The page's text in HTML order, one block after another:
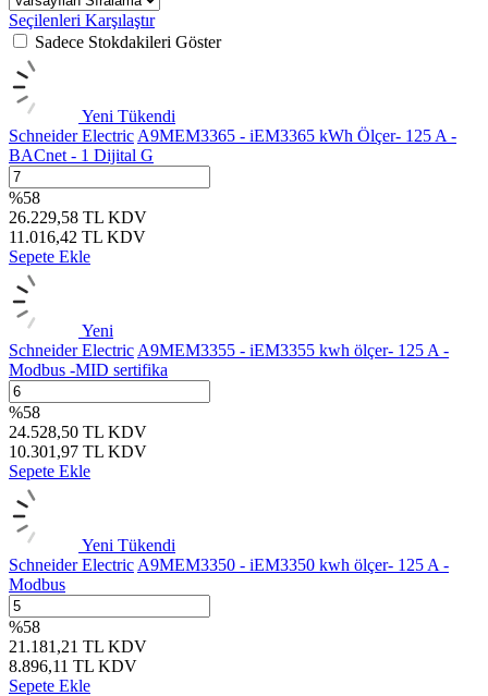
Seçilenleri Karşılaştır
Sadece Stokdakileri Göster
Yeni Tükendi
Schneider Electric A9MEM3365 - iEM3365 kWh Ölçer- 125 A -
BACnet - 1 Dijital G
%58
26.229,58 TL KDV
11.016,42 TL KDV
Sepete Ekle
Yeni
Schneider Electric A9MEM3355 - iEM3355 kwh ölçer- 125 A -
Modbus -MID sertifika
%58
24.528,50 TL KDV
10.301,97 TL KDV
Sepete Ekle
Yeni Tükendi
Schneider Electric A9MEM3350 - iEM3350 kwh ölçer- 125 A -
Modbus
%58
21.181,21 TL KDV
8.896,11 TL KDV
Sepete Ekle